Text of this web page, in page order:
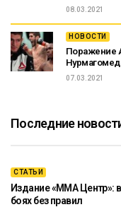
08.03.2021
НОВОСТИ
Поражение
07.03.2021
Последние
СТАТЬИ
Издание «ММА Центр»:
боях без правил